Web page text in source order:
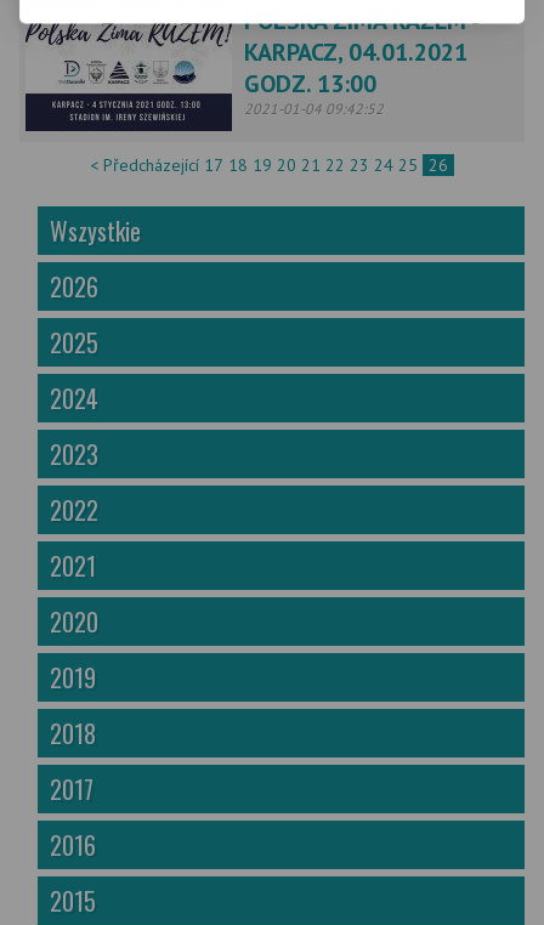
POLSKA ZIMA RAZEM -
KARPACZ, 04.01.2021
GODZ. 13:00
2021-01-04 09:42:52
< Předcházející 17 18 19 20 21 22 23 24 25 26
Wszystkie
2026
2025
2024
2023
2022
2021
2020
2019
2018
2017
2016
2015